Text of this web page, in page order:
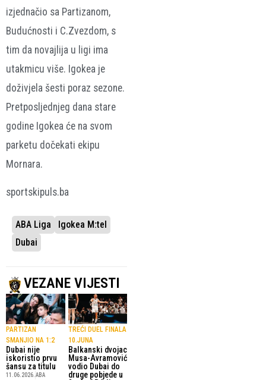
izjednačio sa Partizanom,
Budućnosti i C.Zvezdom, s
tim da novajlija u ligi ima
utakmicu više. Igokea je
doživjela šesti poraz sezone.
Pretposljednjeg dana stare
godine Igokea će na svom
parketu dočekati ekipu
Mornara.
sportskipuls.ba
ABA Liga
Igokea M:tel
Dubai
VEZANE VIJESTI
PARTIZAN
SMANJIO NA 1:2
Dubai nije
iskoristio prvu
šansu za titulu
11.06.2026.ABA
TREĆI DUEL FINALA
10.JUNA
Balkanski dvojac
Musa-Avramović
vodio Dubai do
druge pobjede u